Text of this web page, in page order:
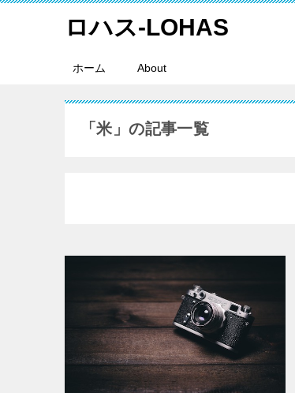
ロハス-LOHAS
ホーム About
「米」の記事一覧